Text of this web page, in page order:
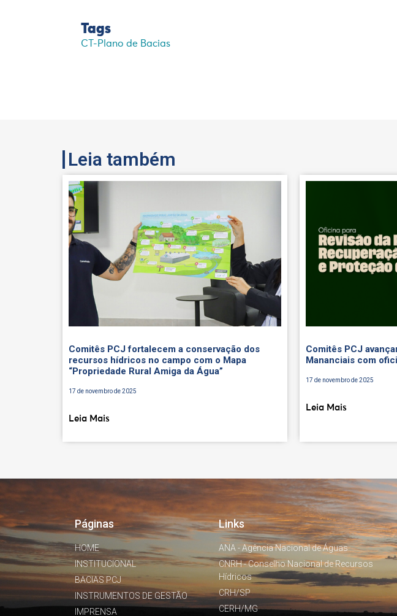
Tags
CT-Plano de Bacias
Leia também
Comitês PCJ fortalecem a conservação dos
recursos hídricos no campo com o Mapa
“Propriedade Rural Amiga da Água”
17 de novembro de 2025
Leia Mais
Comitês PCJ
Mananciais com
17 de novembro de 2025
Leia Mais
Páginas
HOME
INSTITUCIONAL
BACIAS PCJ
INSTRUMENTOS DE GESTÃO
IMPRENSA
Links
ANA - Agência Nacional de Águas
CNRH - Conselho Nacional de Recursos
Hídricos
CRH/SP
CERH/MG